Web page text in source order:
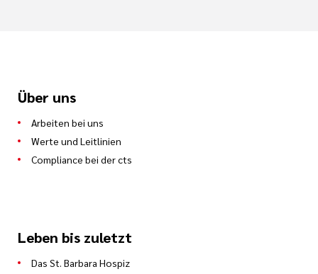
Über uns
Arbeiten bei uns
Werte und Leitlinien
Compliance bei der cts
Leben bis zuletzt
Das St. Barbara Hospiz